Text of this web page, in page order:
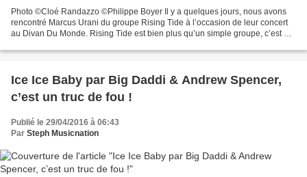
Photo ©Cloé Randazzo ©Philippe Boyer Il y a quelques jours, nous avons
rencontré Marcus Urani du groupe Rising Tide à l’occasion de leur concert
au Divan Du Monde. Rising Tide est bien plus qu’un simple groupe, c’est un
Ice Ice Baby par Big Daddi & Andrew Spencer,
c’est un truc de fou !
Publié le 29/04/2016 à 06:43
Par Steph Musicnation